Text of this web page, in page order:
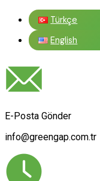
Türkçe
English
E-Posta Gönder
info@greengap.com.tr